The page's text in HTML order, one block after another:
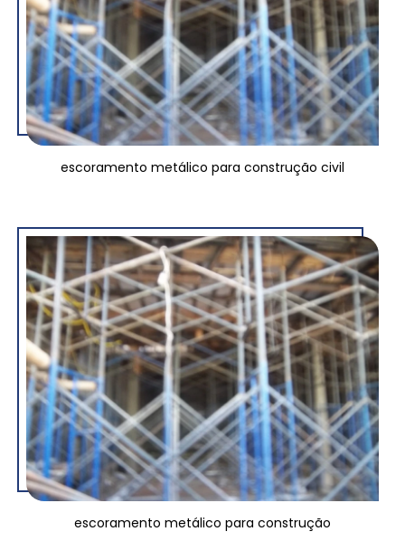
escoramento metálico para construção civil
escoramento metálico para construção